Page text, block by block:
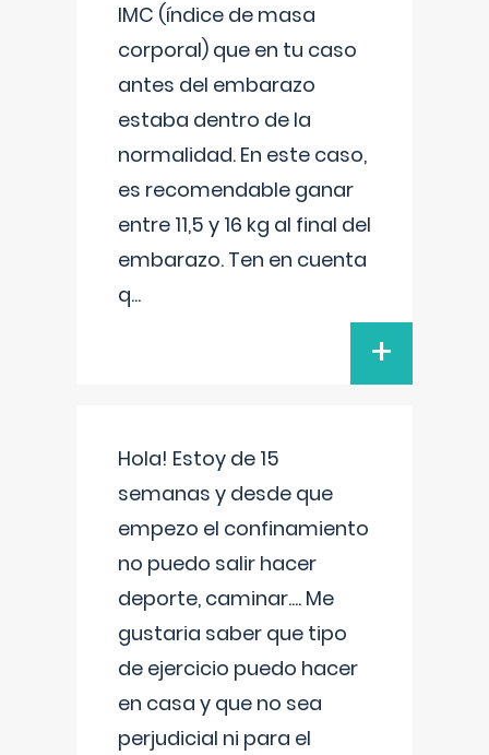
IMC (índice de masa
corporal) que en tu caso
antes del embarazo
estaba dentro de la
normalidad. En este caso,
es recomendable ganar
entre 11,5 y 16 kg al final del
embarazo. Ten en cuenta
q...
+
Hola! Estoy de 15
semanas y desde que
empezo el confinamiento
no puedo salir hacer
deporte, caminar.... Me
gustaria saber que tipo
de ejercicio puedo hacer
en casa y que no sea
perjudicial ni para el